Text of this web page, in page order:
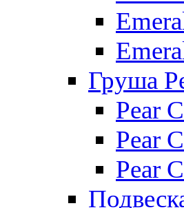
Груша
Pear
Pear
Pear